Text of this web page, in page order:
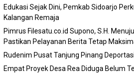
Edukasi Sejak Dini, Pemkab Sidoarjo
Kalangan Remaja
Pimrus Filesatu.co.id Supono, S.H.
Pastikan Pelayanan Berita Tetap
Rudenim Pusat Tanjung Pinang
Empat Proyek Desa Rea Diduga Belum